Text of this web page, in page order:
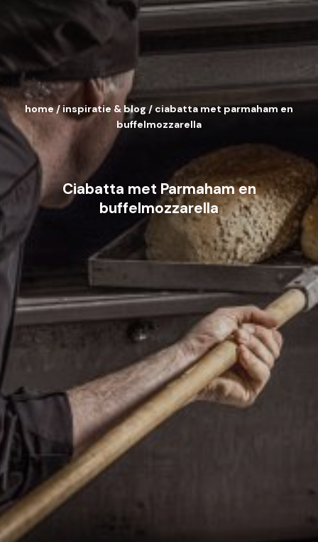
Ciabatta met Parmaham en
buffelmozzarella
home/ inspiratie & blog/ciabatta met parmaham en
buffelmozzarella